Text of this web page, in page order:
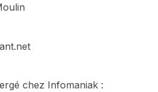
chez Infomaniak :